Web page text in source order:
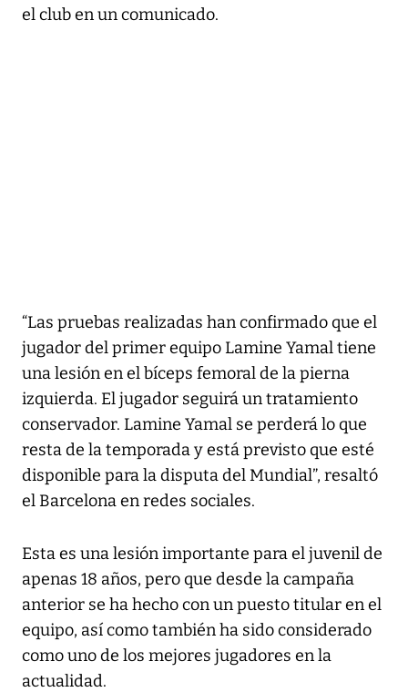
el club en un comunicado.
“Las pruebas realizadas han confirmado que el
jugador del primer equipo Lamine Yamal tiene
una lesión en el bíceps femoral de la pierna
izquierda. El jugador seguirá un tratamiento
conservador. Lamine Yamal se perderá lo que
resta de la temporada y está previsto que esté
disponible para la disputa del Mundial”, resaltó
el Barcelona en redes sociales.
Esta es una lesión importante para el juvenil de
apenas 18 años, pero que desde la campaña
anterior se ha hecho con un puesto titular en el
equipo, así como también ha sido considerado
como uno de los mejores jugadores en la
actualidad.